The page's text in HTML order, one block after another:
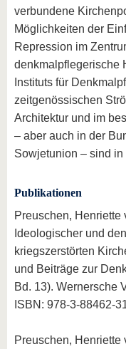
verbundene
Möglichkeiten der
Repression im
denkmalpflegerische
Instituts für
zeitgenössischen
Architektur und im
– aber auch in der
Sowjetunion – sind
Publikationen
Preuschen, Henriette
Ideologischer und
kriegszerstörten
und Beiträge zur
Bd. 13). Wernersche
ISBN: 978-3-88462-
Preuschen, Henriette